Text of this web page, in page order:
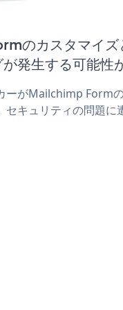
のカスタマイズ
発生する可能性
ーがMailchimp Form
キュリティの問題に